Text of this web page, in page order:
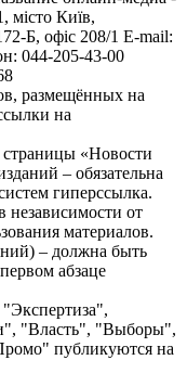
місто Київ,
Б, офіс 208/1 E-mail:
044-205-43-00
размещённых на
на
«Новости
– обязательна
гиперссылка.
от
материалов.
– должна быть
абзаце
"Власть", "Выборы",
публикуются на